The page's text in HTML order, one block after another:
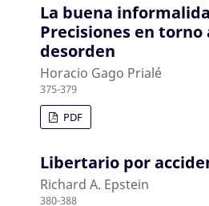
La buena
Precisiones en torno
desorden
Horacio Gago Prialé
375-379
PDF
Libertario por
Richard A. Epstein
380-388